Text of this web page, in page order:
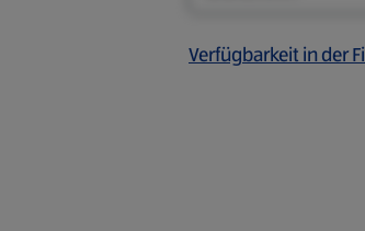
Verfügbarkeit in der